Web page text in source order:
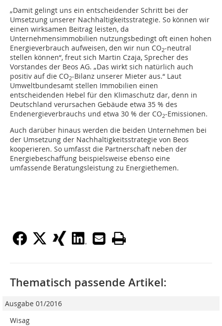
„Damit gelingt uns ein entscheidender Schritt bei der
Umsetzung unserer Nachhaltigkeitsstrategie. So können wir
einen wirksamen Beitrag leisten, da
Unternehmensimmobilien nutzungsbedingt oft einen hohen
Energieverbrauch aufweisen, den wir nun CO2-neutral
stellen können“, freut sich Martin Czaja, Sprecher des
Vorstandes der Beos AG. „Das wirkt sich natürlich auch
positiv auf die CO2-Bilanz unserer Mieter aus.“ Laut
Umweltbundesamt stellen Immobilien einen
entscheidenden Hebel für den Klimaschutz dar, denn in
Deutschland verursachen Gebäude etwa 35 % des
Endenergieverbrauchs und etwa 30 % der CO2-Emissionen.
Auch darüber hinaus werden die beiden Unternehmen bei
der Umsetzung der Nachhaltigkeitsstrategie von Beos
kooperieren. So umfasst die Partnerschaft neben der
Energiebeschaffung beispielsweise ebenso eine
umfassende Beratungsleistung zu Energiethemen.
Thematisch passende Artikel:
Ausgabe 01/2016
Wisag